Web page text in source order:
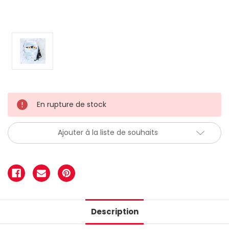
En rupture de stock
Ajouter à la liste de souhaits
Description